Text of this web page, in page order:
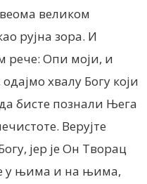
великом
рујна зора. И
рече: Опи моји, и
хвалу Богу који
бисте познали Њега
Верујте
јер је Он Творац
у њима и на њима,